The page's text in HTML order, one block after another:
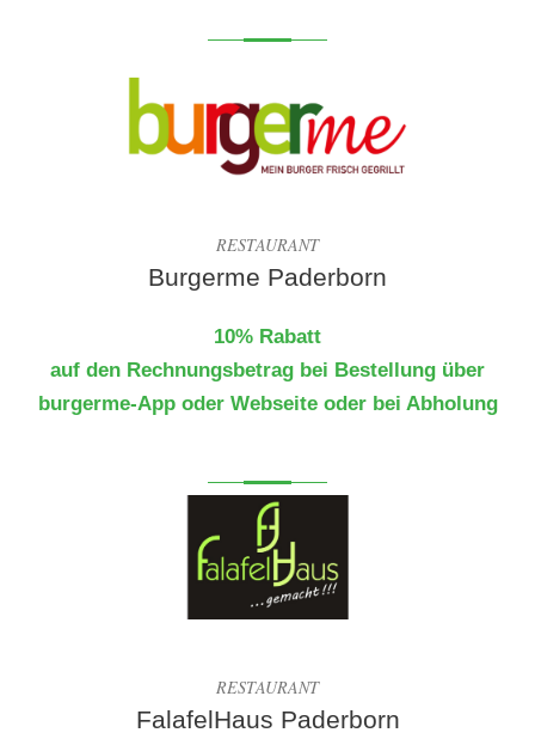
RESTAURANT
Burgerme Paderborn
10% Rabatt
auf den Rechnungsbetrag bei Bestellung über
burgerme-App oder Webseite oder bei Abholung
RESTAURANT
FalafelHaus Paderborn